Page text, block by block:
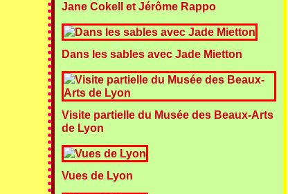
Jane Cokell et Jérôme Rappo
Dans les sables avec Jade Mietton
Visite partielle du Musée des Beaux-Arts
de Lyon
Vues de Lyon